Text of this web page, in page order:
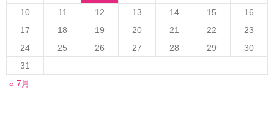
10
11 12 13 14 15
16
17
18 19 20 21 22
23
24
25 26 27 28 29
30
31
« 7月